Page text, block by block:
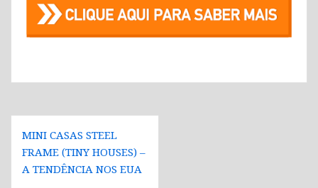
Navegação
de
Post
MINI CASAS STEEL
FRAME (TINY HOUSES) –
A TENDÊNCIA NOS EUA